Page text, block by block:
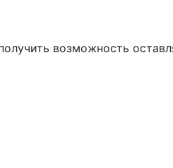
возможность